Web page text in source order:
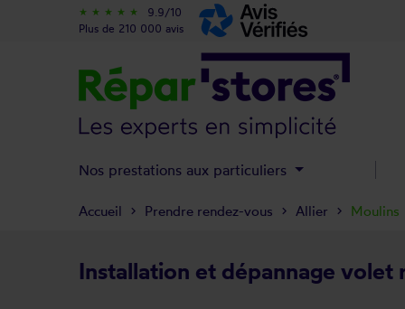
Installation et dépannage volet
Accueil Prendre rendez-vous Allier Moulins
star_rate star_rate star_rate star_rate star_rate
9.9/10
Plus de 210 000 avis
Nos prestations aux particuliers